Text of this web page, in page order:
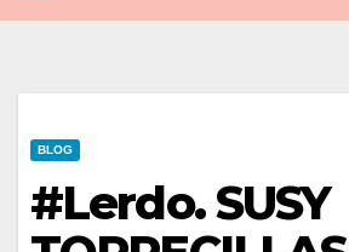
BLOG
#Lerdo. SUSY